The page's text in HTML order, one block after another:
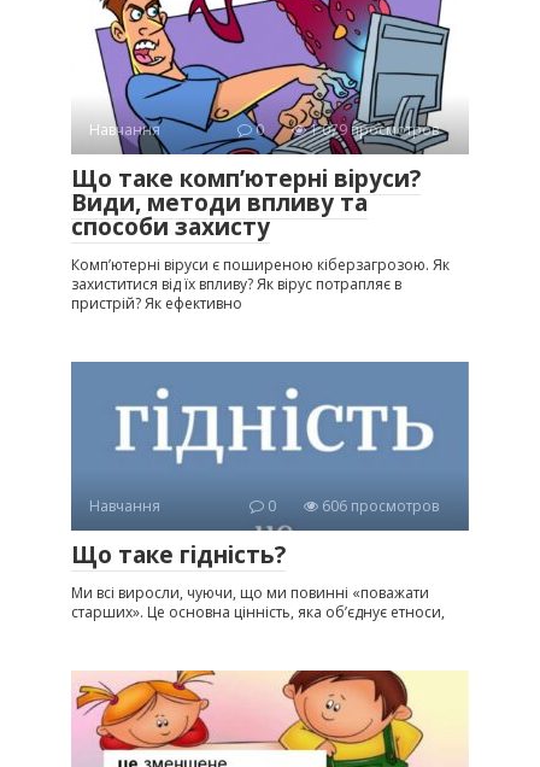
Навчання 0 1 079 просмотров
Що таке комп’ютерні віруси?
Види, методи впливу та
способи захисту
Комп’ютерні віруси є поширеною кіберзагрозою. Як
захиститися від їх впливу? Як вірус потрапляє в
пристрій? Як ефективно
Навчання 0 606 просмотров
Що таке гідність?
Ми всі виросли, чуючи, що ми повинні «поважати
старших». Це основна цінність, яка об’єднує етноси,